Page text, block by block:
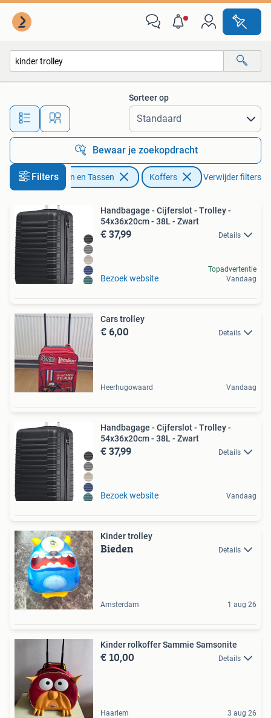
Alle afstanden…
Sorteer op
Bewaar je zoekopdracht
Filters
Sieraden en Tassen Koffers Verwijder filters
Handbagage - Cijferslot - Trolley -
54x36x20cm - 38L - Zwart
€ 37,99 Details
Bezoek website
Topadvertentie
Vandaag
Cars trolley
€ 6,00 Details
Heerhugowaard Vandaag
Handbagage - Cijferslot - Trolley -
54x36x20cm - 38L - Zwart
€ 37,99 Details
Bezoek website Vandaag
Kinder trolley
Bieden Details
Amsterdam 1 aug 26
Kinder rolkoffer Sammie Samsonite
€ 10,00 Details
Haarlem 3 aug 26